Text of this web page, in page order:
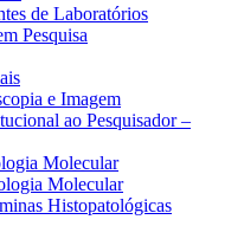
de Laboratórios
Pesquisa
e Imagem
ao Pesquisador –
Molecular
Molecular
Histopatológicas